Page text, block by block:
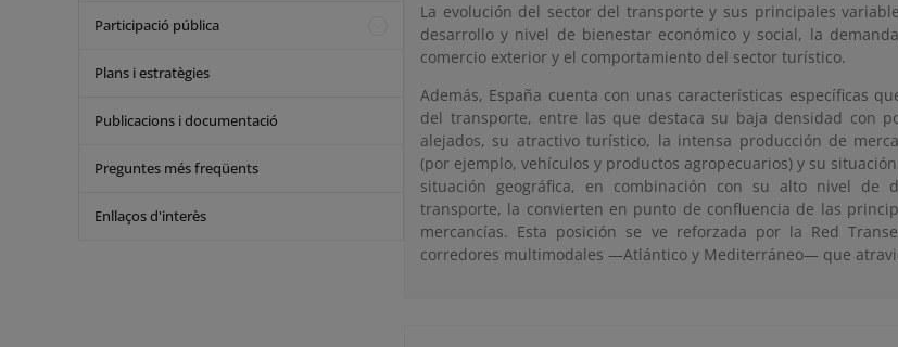
Participació pública
Plans i estratègies
Publicacions i documentació
Preguntes més freqüents
Enllaços d'interès
La evolución del sector del transporte y sus principales
desarrollo y nivel de bienestar económico y social, la
comercio exterior y el comportamiento del sector turístico.
Además, España cuenta con unas características específicas
del transporte, entre las que destaca su baja densidad con
alejados, su atractivo turístico, la intensa producción de
(por ejemplo, vehículos y productos agropecuarios) y su
situación geográfica, en combinación con su alto nivel de
transporte, la convierten en punto de confluencia de las
mercancías. Esta posición se ve reforzada por la Red
corredores multimodales —Atlántico y Mediterráneo— que